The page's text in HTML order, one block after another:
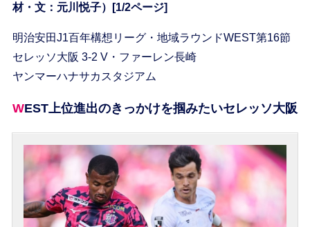
材・文：元川悦子）[1/2ページ]
明治安田J1百年構想リーグ・地域ラウンドWEST第16節
セレッソ大阪 3-2 V・ファーレン長崎
ヤンマーハナサカスタジアム
WEST上位進出のきっかけを掴みたいセレッソ大阪